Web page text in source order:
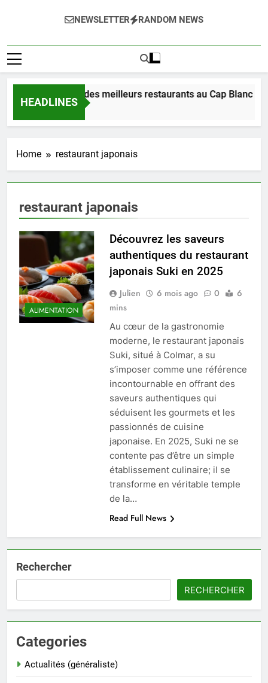
NEWSLETTER RANDOM NEWS
HEADLINES
Découverte des meilleurs restaurants au Cap Blanc
7 Jours Ago
Home restaurant japonais
restaurant japonais
ALIMENTATION
Découvrez les saveurs
authentiques du restaurant
japonais Suki en 2025
Julien 6 mois ago 0
6
mins
Au cœur de la gastronomie
moderne, le restaurant japonais
Suki, situé à Colmar, a su
s’imposer comme une référence
incontournable en offrant des
saveurs authentiques qui
séduisent les gourmets et les
passionnés de cuisine
japonaise. En 2025, Suki ne se
contente pas d’être un simple
établissement culinaire; il se
transforme en véritable temple
de la…
Read Full News
Rechercher
RECHERCHER
Categories
Actualités (généraliste)